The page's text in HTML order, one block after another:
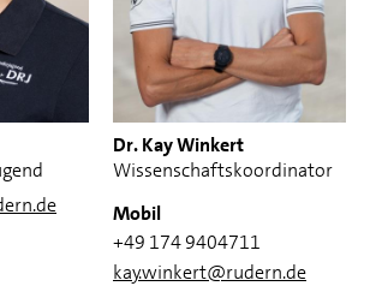
Dr. Kay Winkert
Wissenschaftskoordinator
Mobil
+49 174 9404711
kay.winkert@rudern.de